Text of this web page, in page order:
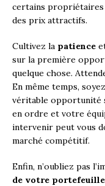
certains propriétaires
des prix attractifs.
Cultivez la patience
sur la première
quelque chose.
En même temps,
véritable opportunité
en ordre et votre
intervenir peut vous
marché compétitif.
Enfin, n’oubliez pas
de votre portefeuille